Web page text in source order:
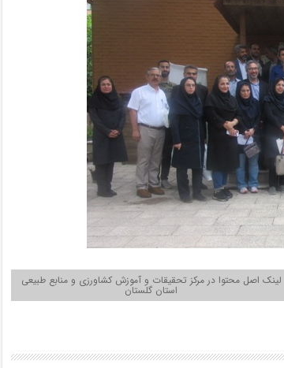
لینک اصل محتوا در مرکز تحقیقات و آموزش کشاورزی و منابع طبیعی
استان گلستان